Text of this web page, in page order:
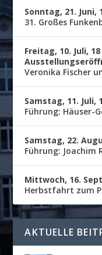
Sonntag, 21. Juni,
31. Großes
Freitag, 10. Juli,
Veronika Fischer
Samstag, 11. Juli,
Führung: Häuser-
Samstag, 22.
Führung: Joachim
Mittwoch, 16.
Herbstfahrt zum
AKTUELLE